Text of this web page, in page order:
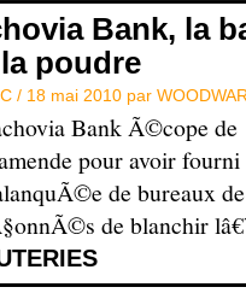
Bank, la
poudre
/ 18 mai 2010 par
Bank Ã©cope
pour avoir
de bureaux
de blanchir